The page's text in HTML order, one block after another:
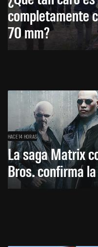
completamente
70 mm?
HACE 14 HORAS
La saga Matrix
Bros. confirma